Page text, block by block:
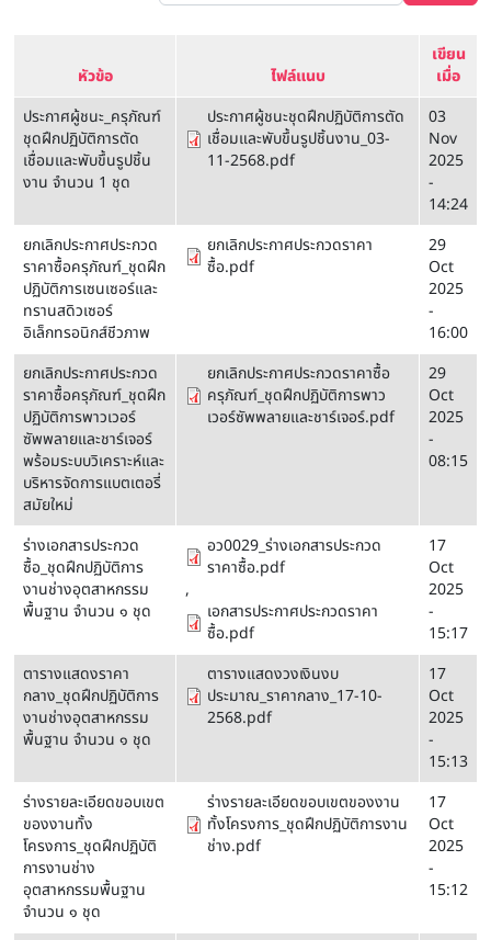
หัวข้อ ไฟล์แนบ
เขียน
เมื่อ
ประกาศผู้ชนะ_ครุภัณฑ์
ชุดฝึกปฏิบัติการตัด
เชื่อมและพับขึ้นรูปชิ้น
งาน จำนวน 1 ชุด
ประกาศผู้ชนะชุดฝึกปฏิบัติการตัด
เชื่อมและพับขึ้นรูปชิ้นงาน_03-
11-2568.pdf
03
Nov
2025
-
14:24
ยกเลิกประกาศประกวด
ราคาซื้อครุภัณฑ์_ชุดฝึก
ปฏิบัติการเซนเซอร์และ
ทรานสดิวเซอร์
อิเล็กทรอนิกส์ชีวภาพ
ยกเลิกประกาศประกวดราคา
ซื้อ.pdf
29
Oct
2025
-
16:00
ยกเลิกประกาศประกวด
ราคาซื้อครุภัณฑ์_ชุดฝึก
ปฏิบัติการพาวเวอร์
ซัพพลายและชาร์เจอร์
พร้อมระบบวิเคราะห์และ
บริหารจัดการแบตเตอรี่
สมัยใหม่
ยกเลิกประกาศประกวดราคาซื้อ
ครุภัณฑ์_ชุดฝึกปฏิบัติการพาว
เวอร์ซัพพลายและชาร์เจอร์.pdf
29
Oct
2025
-
08:15
ร่างเอกสารประกวด
ซื้อ_ชุดฝึกปฏิบัติการ
งานช่างอุตสาหกรรม
พื้นฐาน จำนวน ๑ ชุด
อว0029_ร่างเอกสารประกวด
ราคาซื้อ.pdf
,
เอกสารประกาศประกวดราคา
ซื้อ.pdf
17
Oct
2025
-
15:17
ตารางแสดงราคา
กลาง_ชุดฝึกปฏิบัติการ
งานช่างอุตสาหกรรม
พื้นฐาน จำนวน ๑ ชุด
ตารางแสดงวงเงินงบ
ประมาณ_ราคากลาง_17-10-
2568.pdf
17
Oct
2025
-
15:13
ร่างรายละเอียดขอบเขต
ของงานทั้ง
โครงการ_ชุดฝึกปฏิบัติ
การงานช่าง
อุตสาหกรรมพื้นฐาน
จำนวน ๑ ชุด
ร่างรายละเอียดขอบเขตของงาน
ทั้งโครงการ_ชุดฝึกปฏิบัติการงาน
ช่าง.pdf
17
Oct
2025
-
15:12